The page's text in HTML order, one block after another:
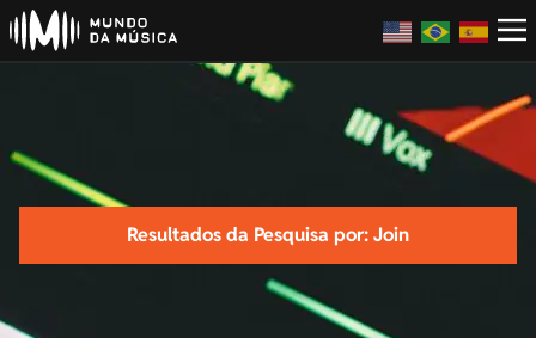
Resultados da Pesquisa por: Join